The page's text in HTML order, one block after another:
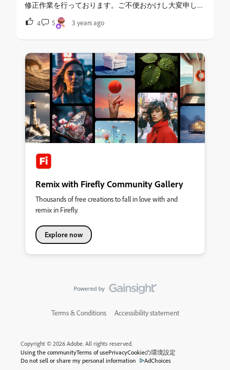
があることを意味します。 規約により、アドビには
Adobe Stockコントリビューターが投稿したストック素材
ビューターのコミュニティに新たな価値を提供すること
を目的とした2つの具体的な施策を発表します。 &nbsp; 1
. Adobe Fireflyコントリビューター ボーナス スタンダード
コレクションおよびプレミアムコレクションに写真、ベ
クター、またはイラストが登録されており、その画像が
Adobe Fireflyのトレーニング用に使用されたAdobe Stock
コントリビューターに、Adobe Fireflyコントリビュータ
ーボーナスが支払われます。 &nbsp; この初回ボーナスの
額はコントリビューターごとに異なりますが、Adobe
Stockに提出された承認済み画像の総数と、2022年6月3
日から2023年6月2日までの12ヶ月間にそれらの画像が
もダウンロードや購入が進まない事象が確認されており
いは発生いたしません。 →12/9 修正が確認されました。
だきますようお願いいたします。 １．以下URLへアクセ
スし、画面上部のタブより「ビデオ」を選択します。
https://stock.adobe.com/jp/ ２．検索ボックスにキーワー
ドを入れ素材の検索をします。３．画面左上のフィルタ
ーアイコンをクリックし「方向」にて「縦長を除いた項
目にチェック」を入れます。 &nbsp; &nbsp; &nbsp; 【問題
②】検索ボックスへの入力が正しく行われない TOPペー
ジの検索ボックスへテキストを入力することが出来ない
問題が発生しております。 →12/12 修正が確認されまし
た。→12/9 大変申し訳ございません。再発の為現在急ぎ
修正作業を行っております。 →10/25 修正が確認されま
メモ帳などへ入力したキーワードをコピーし、検索ボッ
クスへペーストをして検索を実施ください。 また、空
白のまま検索や何かキーワードにて検索をいただいたの
の回避方法については「こちら」の記事をご参照くださ
い。
修正作業を行っております。ご不便おかけし大変申し訳
ございません。 10/25 9:50現在 修正が確認されました。
ご不便おかけいたしました！ ------ 現在、Adobe Stockトッ
Windows ブラウザ：Safari、Chrome、Edge 入力方法：こ
とえり、Microsoft IME、ATOK（Mac &amp; Win） &nbsp;
上記の組み合わせでほとんどの場合発生します。 修正
対応中ですが、解消されるまでの間以下の方法にてご利
用できますので、お試しください。 &nbsp; 【回避策】
１．１つ階層が下の検索画面から検索する
https://stock.adobe.com/jp/search &nbsp; &nbsp; ２．地域を
United Statesに切り替えると日本語入力が可能になりま
す &nbsp; トップ画面の一番下にある『地域を変更』をク
リック &nbsp; 地域のメニューから、United Statesを選択
します。 &nbsp; US版のトップページが出たら、検索語
&nbsp; ３．別の画面で入力したテキストをコピー＆ペー
ストする 別のアプリケーションで入力した文字をトッ
プ画面の検索窓にコピー＆ペーストすると、そのまま検
不便おかけいたします。
4 5 3 years ago
Remix with Firefly Community Gallery
Thousands of free creations to fall in love with and
remix in Firefly.
Explore now
Terms & Conditions Accessibility statement
Copyright © 2026 Adobe. All rights reserved.
Using the communityTerms of usePrivacyCookieの環境設定
Do not sell or share my personal information
AdChoices